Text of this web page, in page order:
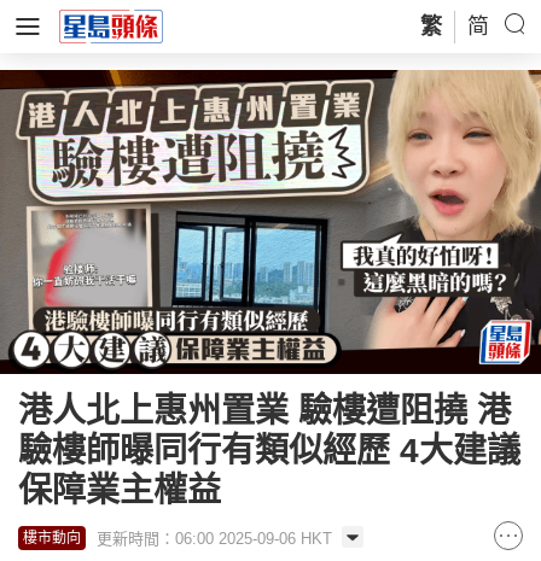
繁 简
港人北上惠州置業 驗樓遭阻撓 港
驗樓師曝同行有類似經歷 4大建議
保障業主權益
樓市動向 更新時間：06:00 2025-09-06 HKT